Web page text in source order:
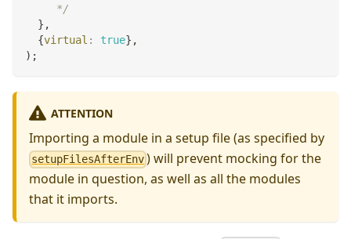
     */
} ,
{virtual : true} ,
) ;
ATTENTION
Importing a module in a setup file (as specified by
setupFilesAfterEnv ) will prevent mocking for the
module in question, as well as all the modules
that it imports.